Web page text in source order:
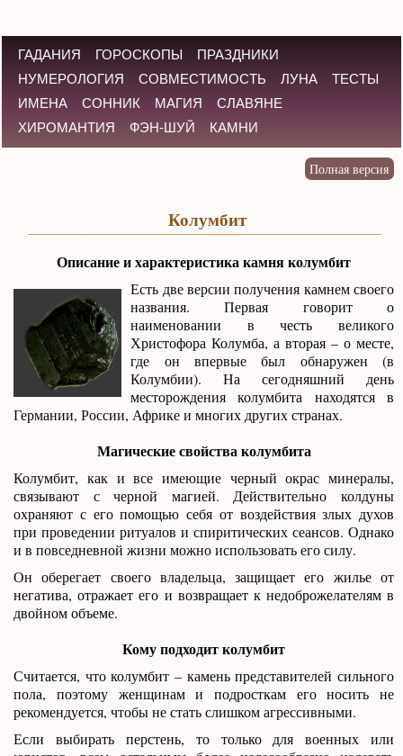
ГАДАНИЯ ГОРОСКОПЫ
ПРАЗДНИКИ
НУМЕРОЛОГИЯ
СОВМЕСТИМОСТЬ ЛУНА
ТЕСТЫ
ИМЕНА
СОННИК МАГИЯ
СЛАВЯНЕ
ХИРОМАНТИЯ
ФЭН-ШУЙ КАМНИ
Колумбит
Описание и характеристика камня колумбит
Есть две версии получения камнем своего
названия. Первая говорит о
наименовании в честь великого
Христофора Колумба, а вторая – о месте,
где он впервые был обнаружен (в
Колумбии). На сегодняшний день
месторождения колумбита находятся в
Германии, России, Африке и многих других странах.
Магические свойства колумбита
Колумбит, как и все имеющие черный окрас минералы,
связывают с черной магией. Действительно колдуны
охраняют с его помощью себя от воздействия злых духов
при проведении ритуалов и спиритических сеансов. Однако
и в повседневной жизни можно использовать его силу.
Он оберегает своего владельца, защищает его жилье от
негатива, отражает его и возвращает к недоброжелателям в
двойном объеме.
Кому подходит колумбит
Считается, что колумбит – камень представителей сильного
пола, поэтому женщинам и подросткам его носить не
рекомендуется, чтобы не стать слишком агрессивными.
Если выбирать перстень, то только для военных или